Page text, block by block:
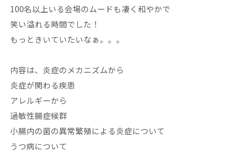
100名以上いる会場のムードも凄く和やかで
笑い溢れる時間でした！
もっときいていたいなぁ。。。
内容は、炎症のメカニズムから
炎症が関わる疾患
アレルギーから
過敏性腸症候群
小腸内の菌の異常繁殖による炎症について
うつ病について